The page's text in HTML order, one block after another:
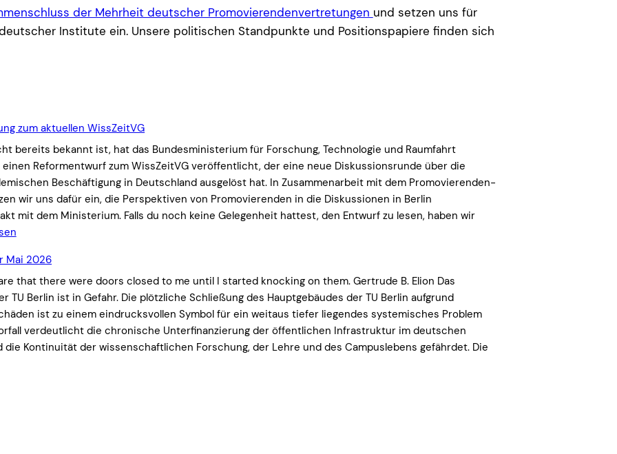
der Mehrheit deutscher Promovierendenvertretungen und setzen uns für
Institute ein. Unsere politischen Standpunkte und Positionspapiere finden sich
zum aktuellen WissZeitVG
bereits bekannt ist, hat das Bundesministerium für Forschung, Technologie und Raumfahrt
einen Reformentwurf zum WissZeitVG veröffentlicht, der eine neue Diskussionsrunde über die
Beschäftigung in Deutschland ausgelöst hat. In Zusammenarbeit mit dem Promovierenden-
wir uns dafür ein, die Perspektiven von Promovierenden in die Diskussionen in Berlin
mit dem Ministerium. Falls du noch keine Gelegenheit hattest, den Entwurf zu lesen, haben wir
Mai 2026
that there were doors closed to me until I started knocking on them. Gertrude B. Elion Das
TU Berlin ist in Gefahr. Die plötzliche Schließung des Hauptgebäudes der TU Berlin aufgrund
ist zu einem eindrucksvollen Symbol für ein weitaus tiefer liegendes systemisches Problem
verdeutlicht die chronische Unterfinanzierung der öffentlichen Infrastruktur im deutschen
die Kontinuität der wissenschaftlichen Forschung, der Lehre und des Campuslebens gefährdet. Die